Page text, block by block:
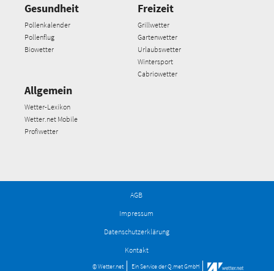
Gesundheit
Pollenkalender
Pollenflug
Biowetter
Freizeit
Grillwetter
Gartenwetter
Urlaubswetter
Wintersport
Cabriowetter
Allgemein
Wetter-Lexikon
Wetter.net Mobile
Profiwetter
AGB
Impressum
Datenschutzerklärung
Kontakt
© Wetter.net Ein Service derQ.met GmbH